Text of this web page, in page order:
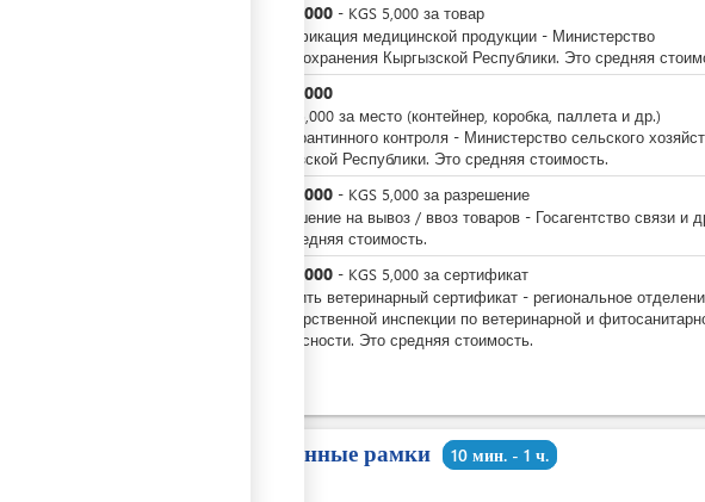
5,000 - KGS 5,000 за товар
Сертификация медицинской продукции - Министерство
здравоохранения Кыргызской Республики. Это средняя
5,000
5,000 за место (контейнер, коробка, паллета и др.)
Акт карантинного контроля - Министерство сельского
Кыргызской Республики. Это средняя стоимость.
5,000 - KGS 5,000 за разрешение
Разрешение на вывоз / ввоз товаров - Госагентство связи и
Это средняя стоимость.
5,000 - KGS 5,000 за сертификат
Получить ветеринарный сертификат - региональное
Государственной инспекции по ветеринарной и
безопасности. Это средняя стоимость.
Временные рамки 10 мин. - 1 ч.